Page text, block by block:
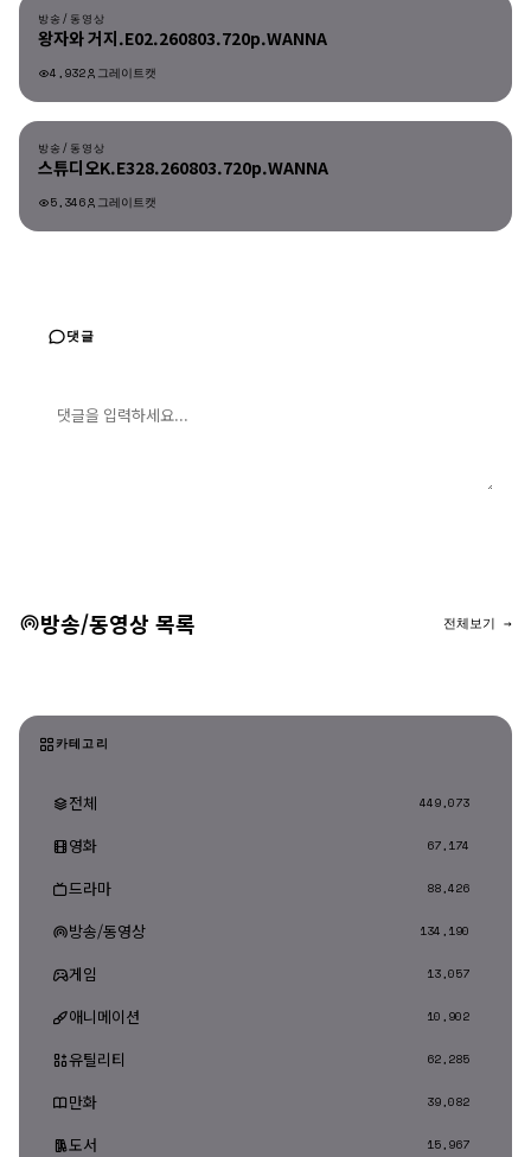
방송/동영상
왕자와 거지.E02.260803.720p.WANNA
4,932 그레이트캣
방송/동영상
방송/동영상
스튜디오K.E328.260803.720p.WANNA
5,346 그레이트캣
댓글
방송/동영상 목록 전체보기 →
카테고리
전체 449,073
영화 67,174
드라마 88,426
방송/동영상 134,190
게임 13,057
애니메이션 10,902
유틸리티 62,285
만화 39,082
도서 15,967